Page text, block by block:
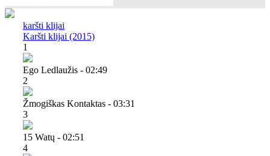
karšti klijai
Karšti klijai (2015)
1
Ego Ledlaužis - 02:49
2
Žmogiškas Kontaktas - 03:31
3
15 Watų - 02:51
4